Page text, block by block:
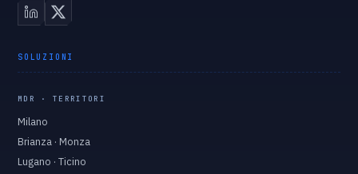
SOLUZIONI
MDR · TERRITORI
Milano
Brianza · Monza
Lugano · Ticino